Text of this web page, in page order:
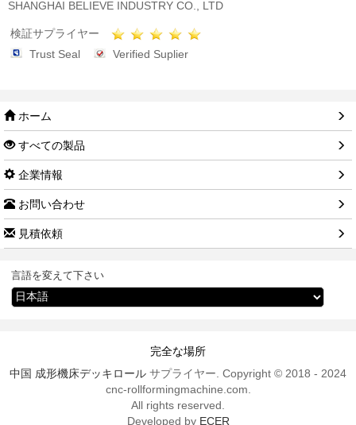
SHANGHAI BELIEVE INDUSTRY CO., LTD
検証サプライヤー
Trust Seal
Verified Suplier
ホーム
すべての製品
企業情報
お問い合わせ
見積依頼
言語を変えて下さい
完全な場所
中国 成形機床デッキロール サプライヤー. Copyright © 2018 - 2024
cnc-rollformingmachine.com.
All rights reserved.
Developed by ECER